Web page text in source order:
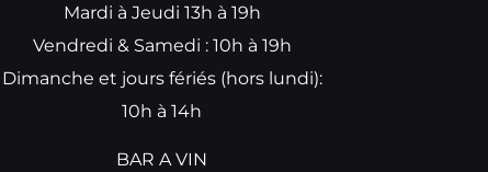
Mardi à Jeudi 13h à 19h
Vendredi & Samedi : 10h à 19h
Dimanche et jours fériés (hors lundi):
10h à 14h
BAR A VIN